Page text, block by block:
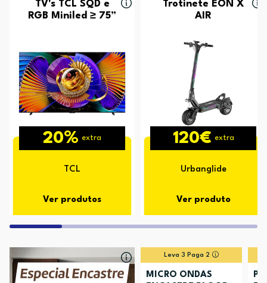
TV's TCL SQD e
RGB Miniled ≥ 75”
20% extra
TCL
Ver produtos
Trotinete EON X
AIR
120€ extra
Urbanglide
Ver produto
Leva 3 Paga 2
MICRO ONDAS